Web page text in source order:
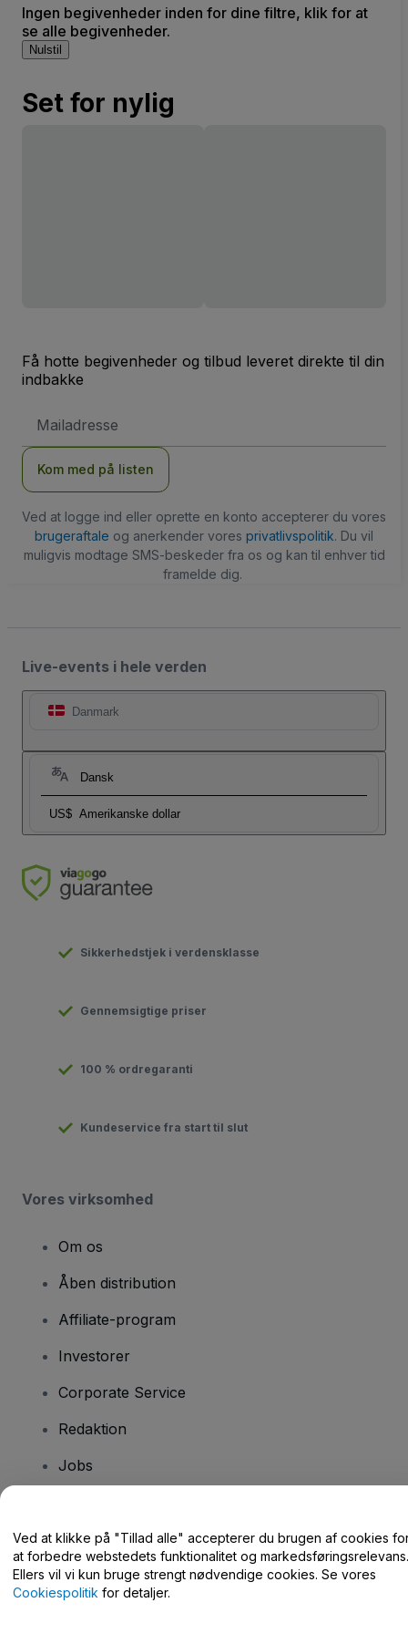
Ingen begivenheder inden for dine filtre, klik for at
se alle begivenheder.
Nulstil
Set for nylig
Få hotte begivenheder og tilbud leveret direkte til din
indbakke
adresse
Kom med på listen
Ved at logge ind eller oprette en konto accepterer du vores
brugeraftale og anerkender vores privatlivspolitik. Du vil
muligvis modtage SMS-beskeder fra os og kan til enhver tid
framelde dig.
Live-events i hele verden
Danmark
Dansk
US$ Amerikanske dollar
Sikkerhedstjek i verdensklasse
Gennemsigtige priser
100 % ordregaranti
Kundeservice fra start til slut
Vores virksomhed
Om os
Åben distribution
Affiliate-program
Investorer
Corporate Service
Redaktion
Jobs
Har du spørgsmål?
Hjælpecenter / Kontakt os
Ved at klikke på "Tillad alle" accepterer du brugen af cookies
at forbedre webstedets funktionalitet og markedsføringsrelevans.
Ellers vil vi kun bruge strengt nødvendige cookies. Se vores
Cookiespolitik for detaljer.